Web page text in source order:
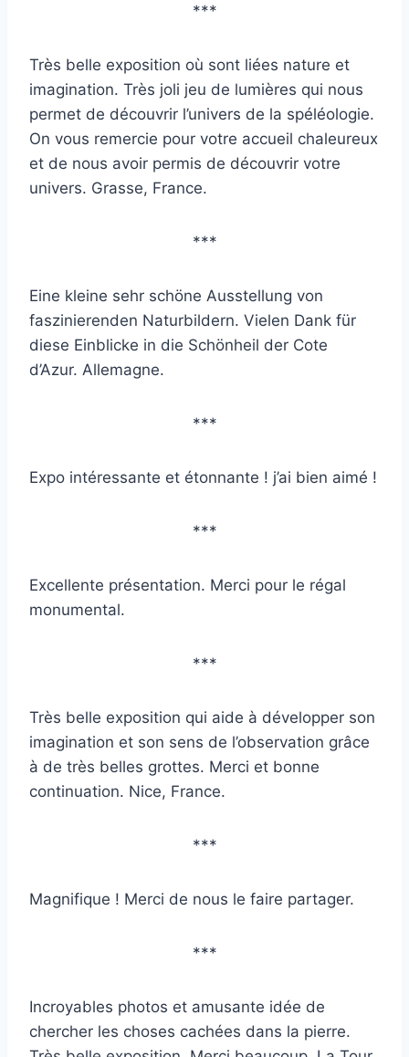
***
Très belle exposition où sont liées nature et
imagination. Très joli jeu de lumières qui nous
permet de découvrir l’univers de la spéléologie.
On vous remercie pour votre accueil chaleureux
et de nous avoir permis de découvrir votre
univers. Grasse, France.
***
Eine kleine sehr schöne Ausstellung von
faszinierenden Naturbildern. Vielen Dank für
diese Einblicke in die Schönheil der Cote
d’Azur. Allemagne.
***
Expo intéressante et étonnante ! j’ai bien aimé !
***
Excellente présentation. Merci pour le régal
monumental.
***
Très belle exposition qui aide à développer son
imagination et son sens de l’observation grâce
à de très belles grottes. Merci et bonne
continuation. Nice, France.
***
Magnifique ! Merci de nous le faire partager.
***
Incroyables photos et amusante idée de
chercher les choses cachées dans la pierre.